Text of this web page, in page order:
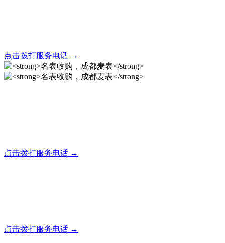
点击拨打服务电话 →
点击拨打服务电话 →
点击拨打服务电话 →